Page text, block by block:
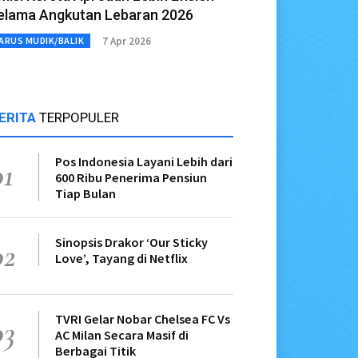
Angkutan Lebaran 2026
MUDIK/BALIK 7 Apr 2026
TERPOPULER
Pos Indonesia Layani Lebih dari
600 Ribu Penerima Pensiun
Tiap Bulan
Sinopsis Drakor ‘Our Sticky
Love’, Tayang di Netflix
TVRI Gelar Nobar Chelsea FC Vs
AC Milan Secara Masif di
Berbagai Titik